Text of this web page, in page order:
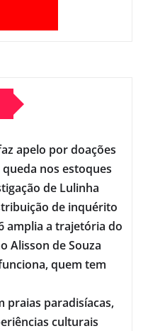
apelo por doações
nos estoques
de Lulinha
de inquérito
amplia a trajetória do
Alisson de Souza
quem tem
praias paradisíacas,
culturais